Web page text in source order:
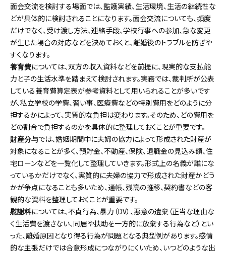
面会交流を検討する場面では、監護実績、生活環境、生活の継続性な
どが具体的に検討されることになります。面会交流についても、頻度
だけでなく、受け渡し方法、連絡手段、学校行事への参加、急な変更
が生じた場合の対応などを決めておくと、離婚後のトラブルを防ぎや
すくなります。
養育費については、双方の収入資料などを前提に、現実的な支払能
力と子の生活水準を踏まえて検討されます。実務では、裁判所が公表
している養育費算定表が参考資料として用いられることが多いです
が、私立学校の学費、習い事、医療費などの特別費用をどのように分
担するかによって、実質的な負担は変わります。そのため、どの費用を
どの割合で負担するのかを具体的に整理しておくことが重要です。
財産分与では、婚姻期間中に夫婦の協力によって形成された財産が
対象になることが多く、預貯金、不動産、保険、退職金の見込み額、住
宅ローンなどを一覧化して整理していきます。形式上の名義が誰にな
っているかだけでなく、実質的に夫婦の協力で形成された財産かどう
かが争点になることも多いため、通帳、残高の推移、契約書などの客
観的な資料を整理しておくことが重要です。
慰謝料については、不貞行為、暴力（DV）、悪意の遺棄（正当な理由な
く生活費を渡さない、同居や扶助を一方的に放棄する行為など）とい
った、離婚原因となり得る行為が問題となる典型例があります。感情
的な主張だけでは合意形成につながりにくいため、いつどのような出